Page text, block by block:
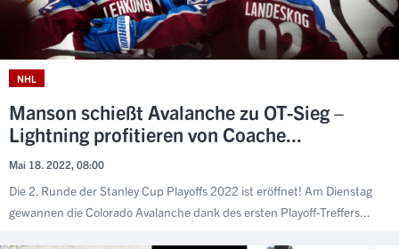
NHL
Manson schießt Avalanche zu OT-Sieg –
Lightning profitieren von Coache...
Mai 18. 2022, 08:00
Die 2. Runde der Stanley Cup Playoffs 2022 ist eröffnet! Am Dienstag
gewannen die Colorado Avalanche dank des ersten Playoff-Treffers...